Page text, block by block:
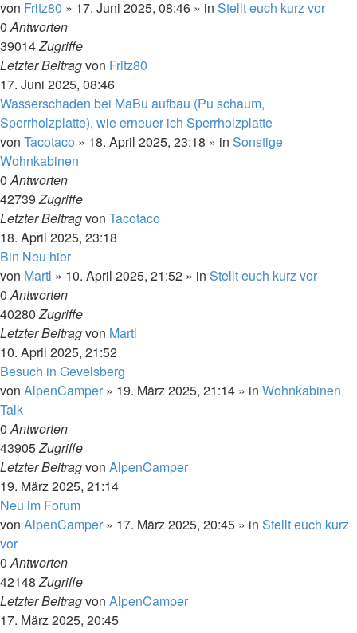
von Fritz80 » 17. Juni 2025, 08:46 » in Stellt euch kurz vor
0Antworten
39014Zugriffe
Letzter Beitragvon Fritz80
17. Juni 2025, 08:46
Wasserschaden bei MaBu aufbau (Pu schaum,
Sperrholzplatte), wie erneuer ich Sperrholzplatte
von Tacotaco » 18. April 2025, 23:18 » in Sonstige
Wohnkabinen
0Antworten
42739Zugriffe
Letzter Beitragvon Tacotaco
18. April 2025, 23:18
Bin Neu hier
von Martl » 10. April 2025, 21:52 » in Stellt euch kurz vor
0Antworten
40280Zugriffe
Letzter Beitragvon Martl
10. April 2025, 21:52
Besuch in Gevelsberg
von AlpenCamper » 19. März 2025, 21:14 » in Wohnkabinen
Talk
0Antworten
43905Zugriffe
Letzter Beitragvon AlpenCamper
19. März 2025, 21:14
Neu im Forum
von AlpenCamper » 17. März 2025, 20:45 » in Stellt euch kurz
vor
0Antworten
42148Zugriffe
Letzter Beitragvon AlpenCamper
17. März 2025, 20:45